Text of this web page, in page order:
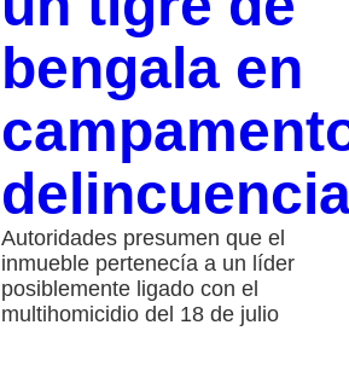
bengala en
Autoridades presumen que el
inmueble pertenecía a un líder
posiblemente ligado con el
multihomicidio del 18 de julio